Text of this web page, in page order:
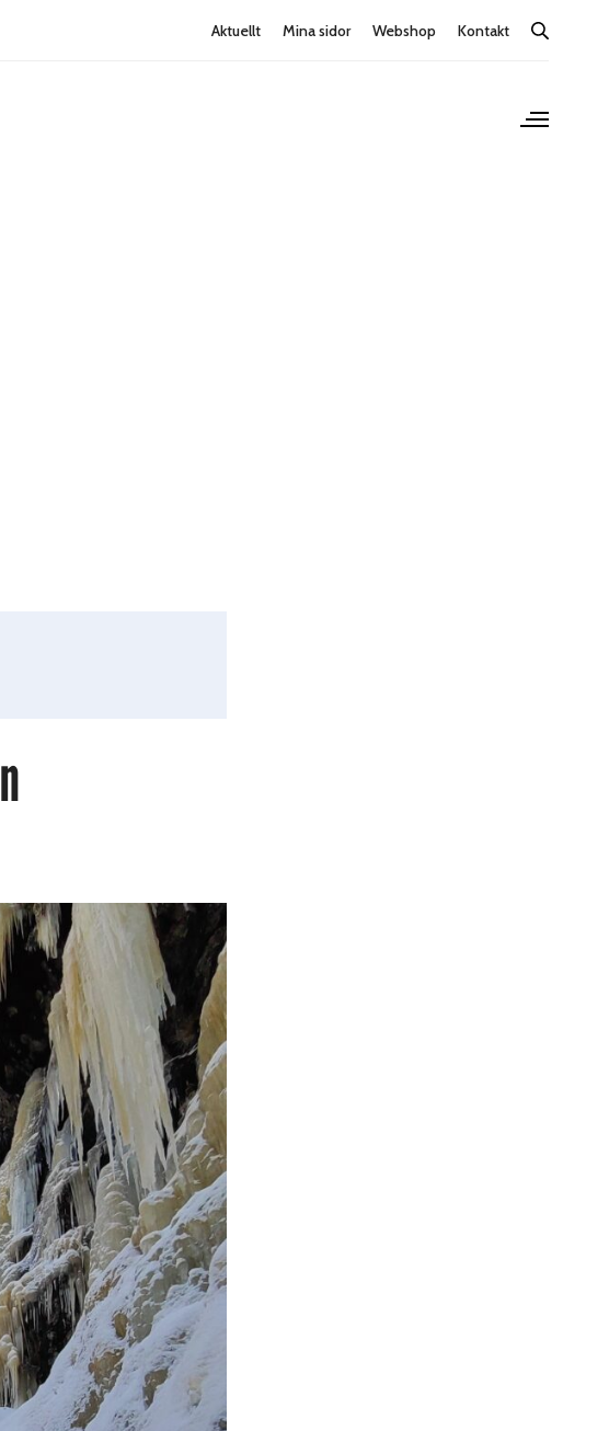
Aktuellt Mina sidor Webshop Kontakt